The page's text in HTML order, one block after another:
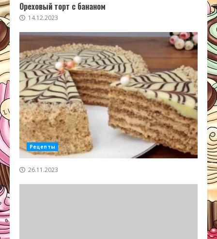
Ореховый торт с бананом
14.12.2023
Рецепты
26.11.2023